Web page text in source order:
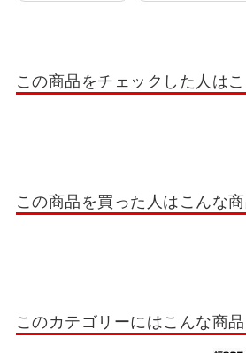
オフィスソファー・応接ソファー ソファ
この商品をチェックした人は
この商品を買った人はこんな
このカテゴリーにはこんな商